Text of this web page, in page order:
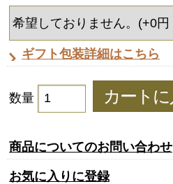
ギフト包装詳細はこちら
数量
商品についてのお問い合わせ
お気に入りに登録